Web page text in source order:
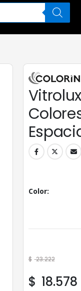
Color
$ 23.222
$ 18.578